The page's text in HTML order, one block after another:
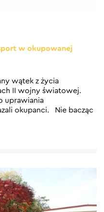
w okupowanej
wątek z życia
II wojny światowej.
uprawiania
okupanci. Nie bacząc